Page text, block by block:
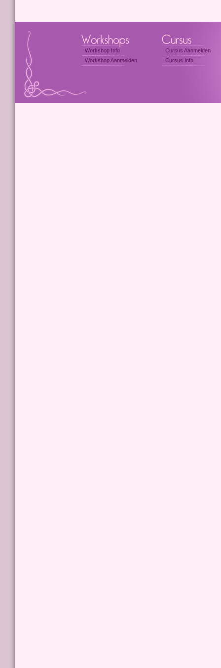
Workshop Info
Workshop Aanmelden
Cursus Aanmelden
Cursus Info